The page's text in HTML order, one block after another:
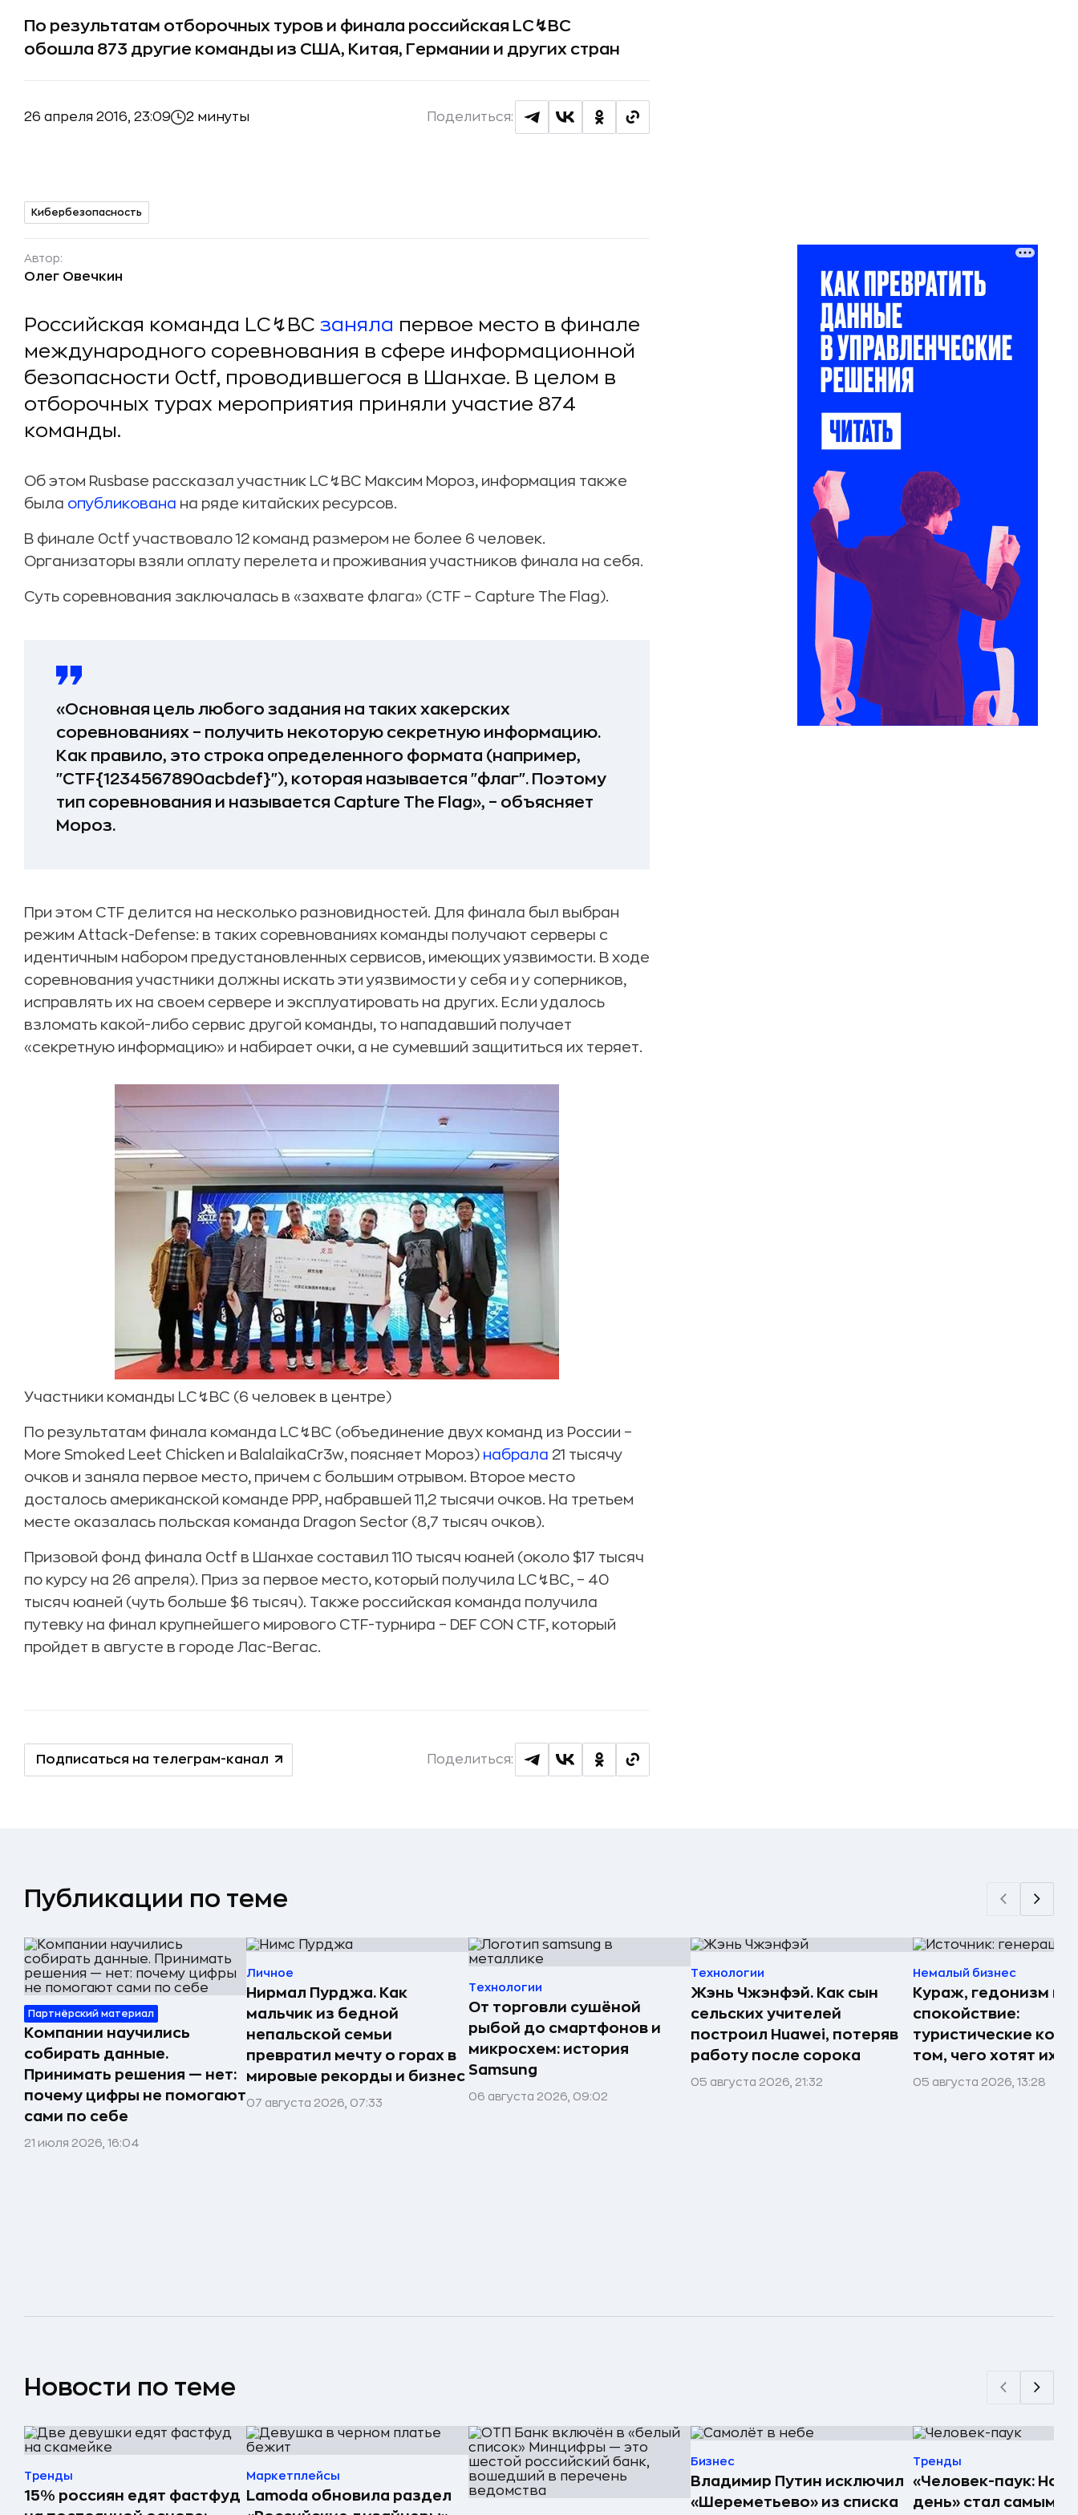
По результатам отборочных туров и финала российская LC↯BC
обошла 873 другие команды из США, Китая, Германии и других стран
26 апреля 2016, 23:09 2 минуты Поделиться:
Кибербезопасность
Автор:
Олег Овечкин
Российская команда LC↯BC заняла первое место в финале
международного соревнования в сфере информационной
безопасности 0ctf, проводившегося в Шанхае. В целом в
отборочных турах мероприятия приняли участие 874
команды.
Об этом Rusbase рассказал участник LC↯BC Максим Мороз, информация также
была опубликована на ряде китайских ресурсов.
В финале 0ctf участвовало 12 команд размером не более 6 человек.
Организаторы взяли оплату перелета и проживания участников финала на себя.
Суть соревнования заключалась в «захвате флага» (CTF – Capture The Flag).
«Основная цель любого задания на таких хакерских
соревнованиях – получить некоторую секретную информацию.
Как правило, это строка определенного формата (например,
"CTF{1234567890acbdef}"), которая называется "флаг". Поэтому
тип соревнования и называется Capture The Flag», – объясняет
Мороз.
При этом CTF делится на несколько разновидностей. Для финала был выбран
режим Attack-Defense: в таких соревнованиях команды получают серверы с
идентичным набором предустановленных сервисов, имеющих уязвимости. В ходе
соревнования участники должны искать эти уязвимости у себя и у соперников,
исправлять их на своем сервере и эксплуатировать на других. Если удалось
взломать какой-либо сервис другой команды, то нападавший получает
«секретную информацию» и набирает очки, а не сумевший защититься их теряет.
Участники команды LC↯BC (6 человек в центре)
По результатам финала команда LC↯BC (объединение двух команд из России –
More Smoked Leet Chicken и BalalaikaCr3w, поясняет Мороз) набрала 21 тысячу
очков и заняла первое место, причем с большим отрывом. Второе место
досталось американской команде PPP, набравшей 11,2 тысячи очков. На третьем
месте оказалась польская команда Dragon Sector (8,7 тысяч очков).
Призовой фонд финала 0ctf в Шанхае составил 110 тысяч юаней (около $17 тысяч
по курсу на 26 апреля). Приз за первое место, который получила LC↯BC, – 40
тысяч юаней (чуть больше $6 тысяч). Также российская команда получила
путевку на финал крупнейшего мирового CTF-турнира – DEF CON CTF, который
пройдет в августе в городе Лас-Вегас.
Подписаться на телеграм-канал Поделиться:
Публикации по теме
Партнёрский материал
Компании научились
собирать данные.
Принимать решения — нет:
почему цифры не помогают
сами по себе
21 июля 2026, 16:04
Личное
Нирмал Пурджа. Как
мальчик из бедной
непальской семьи
превратил мечту о горах в
мировые рекорды и бизнес
07 августа 2026, 07:33
Технологии
От торговли сушёной
рыбой до смартфонов и
микросхем: история
Samsung
06 августа 2026, 09:02
Технологии
Жэнь Чжэнфэй. Как сын
сельских учителей
построил Huawei, потеряв
работу после сорока
05 августа 2026, 21:32
Немалый бизнес
Кураж, гедонизм и
спокойствие:
туристические
том, чего хотят их
05 августа 2026, 13:28
Новости по теме
Тренды
15% россиян едят фастфуд
Маркетплейсы
Lamoda обновила раздел
Бизнес
Владимир Путин исключил
«Шереметьево» из списка
Тренды
«Человек-паук:
день» стал самым